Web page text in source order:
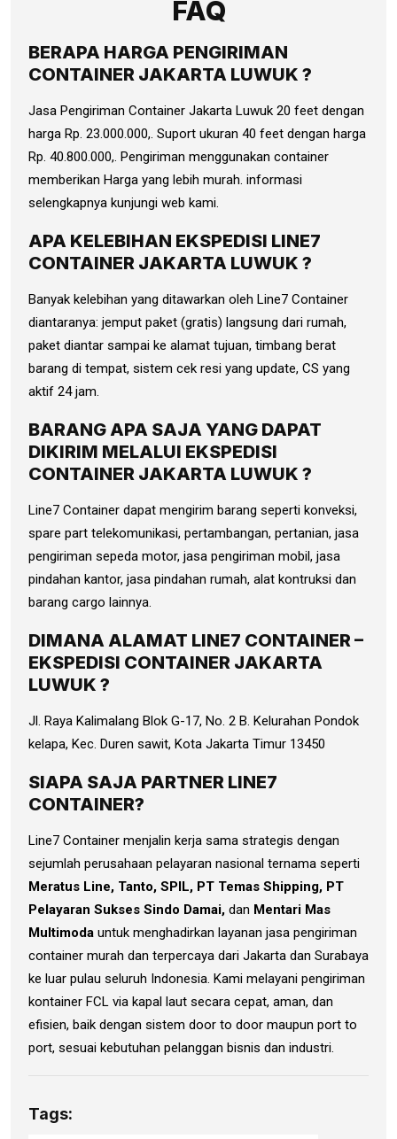
FAQ
BERAPA HARGA PENGIRIMAN
CONTAINER JAKARTA LUWUK ?
Jasa Pengiriman Container Jakarta Luwuk 20 feet dengan
harga Rp. 23.000.000,. Suport ukuran 40 feet dengan harga
Rp. 40.800.000,. Pengiriman menggunakan container
memberikan Harga yang lebih murah. informasi
selengkapnya kunjungi web kami.
APA KELEBIHAN EKSPEDISI LINE7
CONTAINER JAKARTA LUWUK ?
Banyak kelebihan yang ditawarkan oleh Line7 Container
diantaranya: jemput paket (gratis) langsung dari rumah,
paket diantar sampai ke alamat tujuan, timbang berat
barang di tempat, sistem cek resi yang update, CS yang
aktif 24 jam.
BARANG APA SAJA YANG DAPAT
DIKIRIM MELALUI EKSPEDISI
CONTAINER JAKARTA LUWUK ?
Line7 Container dapat mengirim barang seperti konveksi,
spare part telekomunikasi, pertambangan, pertanian, jasa
pengiriman sepeda motor, jasa pengiriman mobil, jasa
pindahan kantor, jasa pindahan rumah, alat kontruksi dan
barang cargo lainnya.
DIMANA ALAMAT LINE7 CONTAINER –
EKSPEDISI CONTAINER JAKARTA
LUWUK ?
Jl. Raya Kalimalang Blok G-17, No. 2 B. Kelurahan Pondok
kelapa, Kec. Duren sawit, Kota Jakarta Timur 13450
SIAPA SAJA PARTNER LINE7
CONTAINER?
Line7 Container menjalin kerja sama strategis dengan
sejumlah perusahaan pelayaran nasional ternama seperti
Meratus Line, Tanto, SPIL, PT Temas Shipping, PT
Pelayaran Sukses Sindo Damai, dan Mentari Mas
Multimoda untuk menghadirkan layanan jasa pengiriman
container murah dan terpercaya dari Jakarta dan Surabaya
ke luar pulau seluruh Indonesia. Kami melayani pengiriman
kontainer FCL via kapal laut secara cepat, aman, dan
efisien, baik dengan sistem door to door maupun port to
port, sesuai kebutuhan pelanggan bisnis dan industri.
Tags: